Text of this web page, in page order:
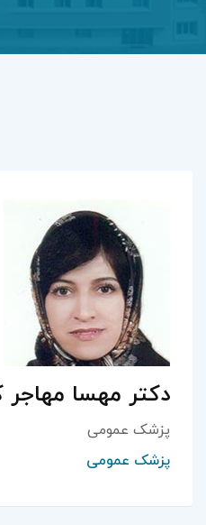
دکتر مهسا
پزشک عمومی
پزشک عمومی